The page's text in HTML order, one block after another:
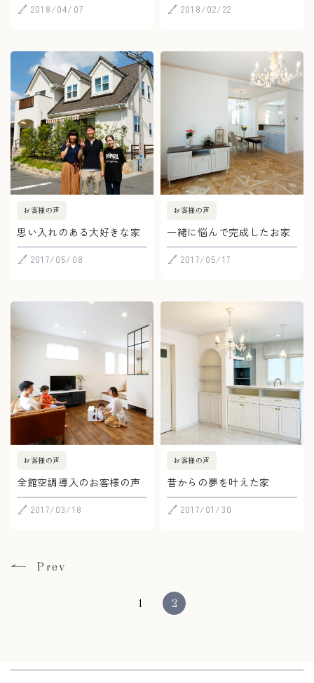
2018/04/07 2018/02/22
お客様の声
思い入れのある大好きな家
2017/05/08
お客様の声
一緒に悩んで完成したお家
2017/05/17
お客様の声
全館空調導入のお客様の声
2017/03/18
お客様の声
昔からの夢を叶えた家
2017/01/30
Prev
1 2